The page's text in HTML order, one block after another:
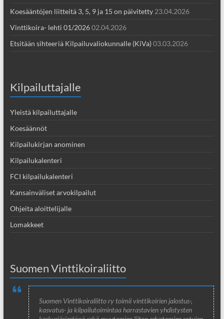
Koesääntöjen liitteitä 3, 5, 9 ja 15 on päivitetty 23.04.2026
Vinttikoira- lehti 01/202602.04.2026
Etsitään sihteeriä Kilpailuvaliokunnalle (KiVa)03.03.2026
Kilpailuttajalle
Yleistä kilpailuttajalle
Koesäännöt
Kilpailukirjan anominen
Kilpailukalenteri
FCI kilpailukalenteri
Kansainväliset arvokilpailut
Ohjeita aloittelijalle
Lomakkeet
Suomen Vinttikoiraliitto
Suomen Vinttikoiraliitto ry toimii vinttikoirien jalostus-,
kasvatus- ja kilpailutoimintaa harrastavien yhdistysten